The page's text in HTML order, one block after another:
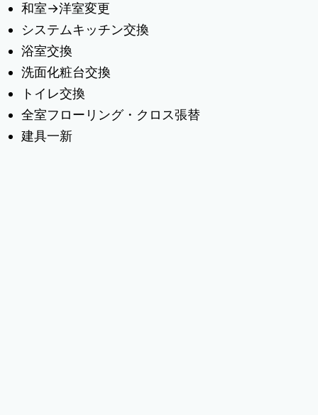
和室→洋室変更
システムキッチン交換
浴室交換
洗面化粧台交換
トイレ交換
全室フローリング・クロス張替
建具一新